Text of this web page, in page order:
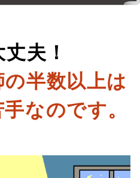
夫！
半数以上は
なのです。